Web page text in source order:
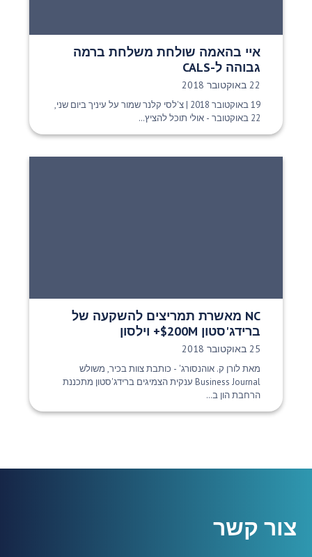
איי בהאמה שולחת משלחת ברמה
גבוהה ל-CALS
תאריך פרסום:
22 באוקטובר 2018
19 באוקטובר 2018 | צ'לסי קלנר שמור על עיניך ביום שני,
22 באוקטובר - אולי תוכל להציץ...
NC מאשרת תמריצים להשקעה של
ברידג'סטון $200M+ וילסון
תאריך פרסום:
25 באוקטובר 2018
מאת לורן ק. אוהנסורג' - כותבת צוות בכיר, משולש
Business Journal ענקית הצמיגים ברידג'סטון מתכננת
הרחבת הון ב...
צור קשר